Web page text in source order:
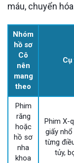
máu, chuyển
Nhóm
hồ sơ
Cô
nên
mang
theo
Phim
răng
hoặc
hồ sơ
nha
khoa
Phim X-
giấy
từng
tủy,